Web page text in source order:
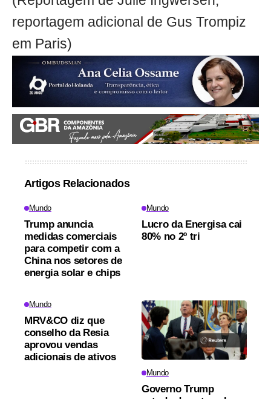
reportagem adicional de Gus Trompiz
em Paris)
Artigos Relacionados
Mundo
Trump anuncia
medidas comerciais
para competir com a
China nos setores de
energia solar e chips
Mundo
Lucro da Energisa cai
80% no 2º tri
Mundo
MRV&CO diz que
conselho da Resia
aprovou vendas
adicionais de ativos
Mundo
Governo Trump